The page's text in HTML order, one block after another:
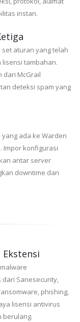
instan.
aturan yang telah
tambahan.
dari McGrail
deteksi spam yang
ada ke Warden
Impor konfigurasi
antar server
downtime dan
Ekstensi
Sanesecurity,
phishing,
lisensi antivirus
berulang.